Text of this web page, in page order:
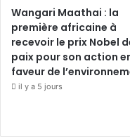
Wangari Maathai : la
première africaine à
recevoir le prix Nobel
paix pour son action
faveur de
il y a 5 jours